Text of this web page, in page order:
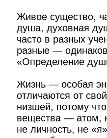
Живое существо,
душа, духовная
часто в разных
разные —
«Определение
Жизнь — особая
отличаются от
низшей, потому
вещества — атом,
не личность, не